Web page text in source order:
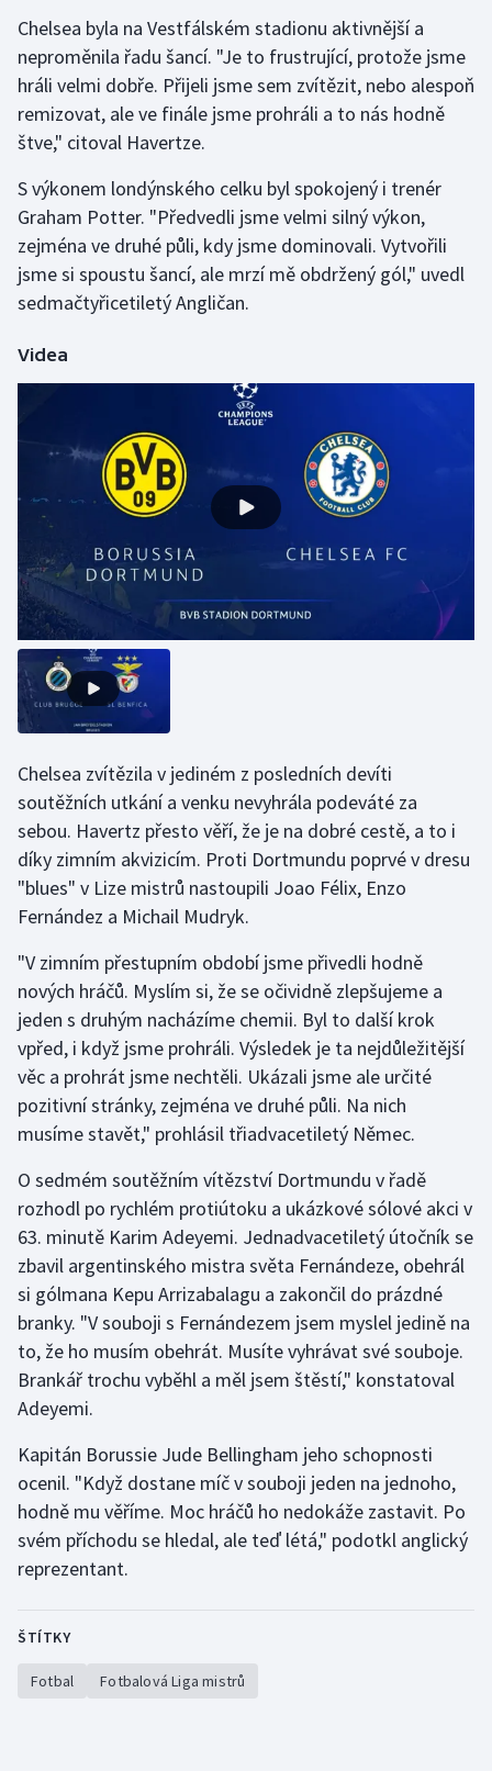
Florbal
Golf
Gymnastika
Házená
Jezdectví
Judo
Lyže a snowboard
Moderní pětiboj
Motorsport
Olympijské hry
Parasport
Plavání
Plážový volejbal
Ragby
Rychlostní kanoistika
Short track
Sportovní střelba
Triatlon
Veslování
Vodní slalom
Volejbal
Ostatní
Chelsea byla na Vestfálském stadionu aktivnější a
neproměnila řadu šancí. "Je to frustrující, protože jsme
hráli velmi dobře. Přijeli jsme sem zvítězit, nebo alespoň
remizovat, ale ve finále jsme prohráli a to nás hodně
štve," citoval Havertze.
S výkonem londýnského celku byl spokojený i trenér
Graham Potter. "Předvedli jsme velmi silný výkon,
zejména ve druhé půli, kdy jsme dominovali. Vytvořili
jsme si spoustu šancí, ale mrzí mě obdržený gól," uvedl
sedmačtyřicetiletý Angličan.
Videa
Chelsea zvítězila v jediném z posledních devíti
soutěžních utkání a venku nevyhrála podeváté za
sebou. Havertz přesto věří, že je na dobré cestě, a to i
díky zimním akvizicím. Proti Dortmundu poprvé v dresu
"blues" v Lize mistrů nastoupili Joao Félix, Enzo
Fernández a Michail Mudryk.
"V zimním přestupním období jsme přivedli hodně
nových hráčů. Myslím si, že se očividně zlepšujeme a
jeden s druhým nacházíme chemii. Byl to další krok
vpřed, i když jsme prohráli. Výsledek je ta nejdůležitější
věc a prohrát jsme nechtěli. Ukázali jsme ale určité
pozitivní stránky, zejména ve druhé půli. Na nich
musíme stavět," prohlásil třiadvacetiletý Němec.
O sedmém soutěžním vítězství Dortmundu v řadě
rozhodl po rychlém protiútoku a ukázkové sólové akci v
63. minutě Karim Adeyemi. Jednadvacetiletý útočník se
zbavil argentinského mistra světa Fernándeze, obehrál
si gólmana Kepu Arrizabalagu a zakončil do prázdné
branky. "V souboji s Fernándezem jsem myslel jedině na
to, že ho musím obehrát. Musíte vyhrávat své souboje.
Brankář trochu vyběhl a měl jsem štěstí," konstatoval
Adeyemi.
Kapitán Borussie Jude Bellingham jeho schopnosti
ocenil. "Když dostane míč v souboji jeden na jednoho,
hodně mu věříme. Moc hráčů ho nedokáže zastavit. Po
svém příchodu se hledal, ale teď létá," podotkl anglický
reprezentant.
ŠTÍTKY
Fotbal Fotbalová Liga mistrů